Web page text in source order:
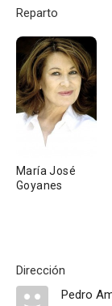
Reparto
María José
Goyanes
Dirección